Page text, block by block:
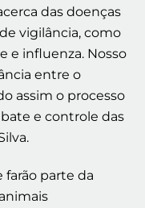
das doenças
vigilância, como
e influenza. Nosso
entre o
assim o processo
e controle das
farão parte da